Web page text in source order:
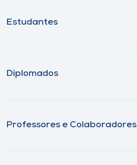
Estudantes
Diplomados
Professores e Colaboradores